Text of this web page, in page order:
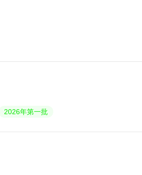
2026年第一批